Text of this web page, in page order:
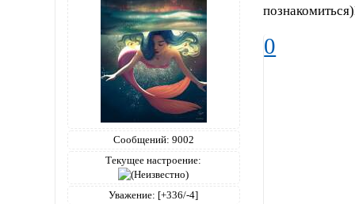
Сообщений: 9002
Текущее настроение:
Уважение: [+336/-4]
0